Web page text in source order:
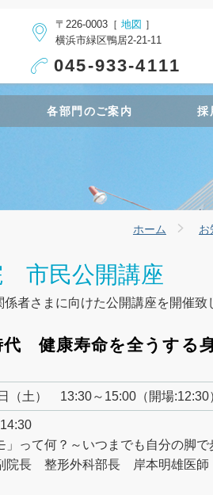
〒226-0003［ 地図 ］
横浜市緑区鴨居2-21-11
045-933-4111
各部門のご案内 採
ホーム お
市民公開講座
者さまに向けた公開講座を開催致
代 健康寿命を全うする
（土） 13:30～15:00（開場:12:30
」って何？～いつまでも自分の脚で
院長 整形外科部長 岸本明雄医師